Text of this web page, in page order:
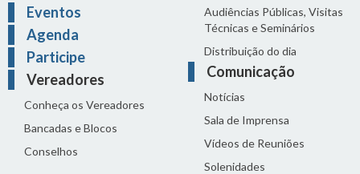
Eventos
Agenda
Participe
Vereadores
Conheça os Vereadores
Bancadas e Blocos
Conselhos
Audiências Públicas, Visitas
Técnicas e Seminários
Distribuição do dia
Comunicação
Notícias
Sala de Imprensa
Vídeos de Reuniões
Solenidades